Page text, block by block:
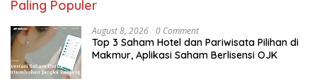
Paling Populer
August 8, 2026 0 Comment
Top 3 Saham Hotel dan Pariwisata Pilihan di
Makmur, Aplikasi Saham Berlisensi OJK